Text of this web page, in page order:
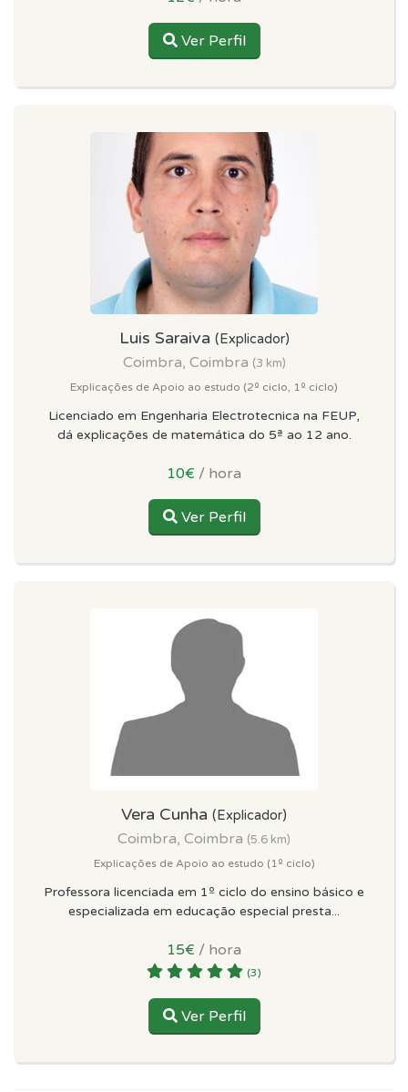
Ver Perfil
Luis Saraiva (Explicador)
Coimbra, Coimbra (3 km)
Explicações de Apoio ao estudo (2º ciclo, 1º ciclo)
Licenciado em Engenharia Electrotecnica na FEUP,
dá explicações de matemática do 5ª ao 12 ano.
10€ / hora
Ver Perfil
Vera Cunha (Explicador)
Coimbra, Coimbra (5.6 km)
Explicações de Apoio ao estudo (1º ciclo)
Professora licenciada em 1º ciclo do ensino básico e
especializada em educação especial presta...
15€ / hora
(3)
Ver Perfil